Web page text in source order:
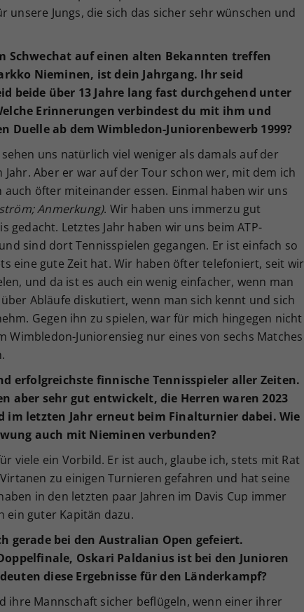
unsere Jungs, die sich das sicher sehr wünschen und
Schwechat auf einen alten Bekannten treffen
Nieminen, ist dein Jahrgang. Ihr seid
beide über 13 Jahre lang fast durchgehend unter
Erinnerungen verbindest du mit ihm und
Duelle ab dem Wimbledon-Juniorenbewerb 1999?
uns natürlich viel weniger als damals auf der
Aber er war auf der Tour schon wer, mit dem ich
öfter miteinander essen. Einmal haben wir uns
Anmerkung). Wir haben uns immerzu gut
gedacht. Letztes Jahr haben wir uns beim ATP-
sind dort Tennisspielen gegangen. Er ist einfach so
eine gute Zeit hat. Wir haben öfter telefoniert, seit wir
und da ist es auch ein wenig einfacher, wenn man
Abläufe diskutiert, wenn man sich kennt und sich
Gegen ihn zu spielen, war für mich hingegen nicht
Wimbledon-Juniorensieg nur eines von sechs Matches
erfolgreichste finnische Tennisspieler aller Zeiten.
aber sehr gut entwickelt, die Herren waren 2023
im letzten Jahr erneut beim Finalturnier dabei. Wie
auch mit Nieminen verbunden?
viele ein Vorbild. Er ist auch, glaube ich, stets mit Rat
zu einigen Turnieren gefahren und hat seine
in den letzten paar Jahren im Davis Cup immer
ein guter Kapitän dazu.
gerade bei den Australian Open gefeiert.
Oskari Paldanius ist bei den Junioren
diese Ergebnisse für den Länderkampf?
ihre Mannschaft sicher beflügeln, wenn einer ihrer